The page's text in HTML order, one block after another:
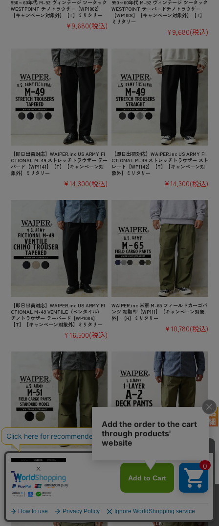
950～60年代 M-52 ヴィンテージ ツータック
WESTPOINT チノトラウザー【WP1002】
【キャンペーン対象外】【T】ミリタリー
¥9,680(税込)
950～60年代 M-52 ヴィンテージ ツータック
WESTPOINT テーパードチノトラウザー
【WP1003】【キャンペーン対象外】【T】
ミリタリー
¥9,680(税込)
【即日出荷対応】WAIPER.inc US ARMY FI
CTIONAL M-49 ストレッチトラウザー テー
パード【WP1141】【T】【キャンペーン対
象外】ミリタリー
¥14,300(税込)
【即日出荷対応】WAIPER.inc US ARMY FI
CTIONAL M-49 ストレッチトラウザー スト
レート【WP1142】【T】【キャンペーン対
象外】ミリタリー
¥14,300(税込)
【即日出荷対応】WAIPER.inc US ARMY FI
CTIONAL M-49 VENTILE（ベンタイル）
チノトラウザー テーパード【WP1086】
【T】【キャンペーン対象外】ミリタリー
¥16,500(税込)
WAIPER.inc 米軍 M-65 フィールドカーゴパ
ンツ 初期型【WP111】【キャンペーン対象
外】【R】ミリタリー
¥10,780(税込)
【即日出荷対応】WAIPER.inc 米軍 M-51 フ
ィールドカーゴパンツ スタンダードモデル
【WP1160】【キャンペーン対象外】【T】
ミリタリー
¥13,750
デッキパンツ【WP126】【キャンペーン対
象外】【T】ミリタリー
¥10,780(税込)